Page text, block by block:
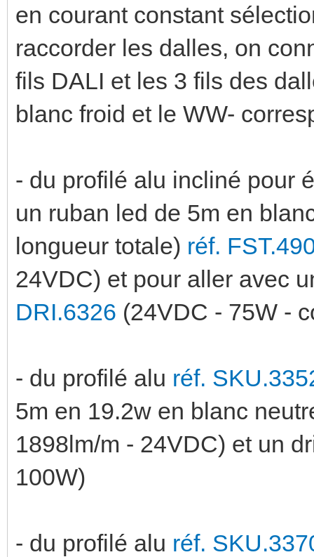
en courant constant
raccorder les dalles, on
fils DALI et les 3 fils des
blanc froid et le WW-
- du profilé alu incliné pour
un ruban led de 5m en
longueur totale) réf.
24VDC) et pour aller avec
DRI.6326 (24VDC - 75W -
- du profilé alu réf.
5m en 19.2w en blanc
1898lm/m - 24VDC) et un
100W)
- du profilé alu réf.